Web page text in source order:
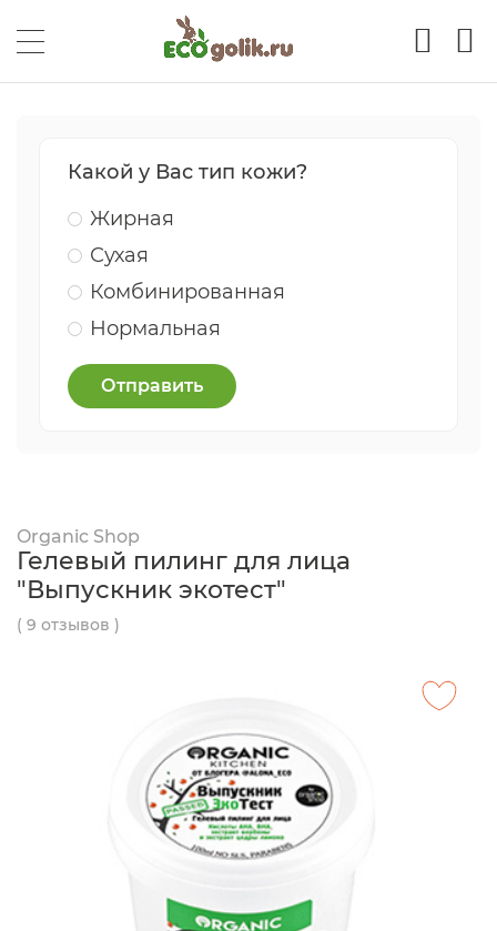
Какой у Вас тип кожи?
Жирная
Сухая
Комбинированная
Нормальная
Отправить
Organic Shop
Гелевый пилинг для лица
"Выпускник экотест"
( 9 отзывов )